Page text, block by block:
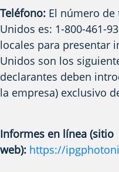
Teléfono: El número
Unidos es: 1-800-461-
locales para presentar
Unidos son los
declarantes deben
la empresa) exclusivo
Informes en línea (sitio
web): https://